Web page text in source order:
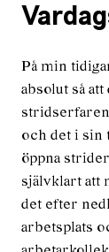
På min
absolut så
och det i sin
öppna
självklart att
det efter
arbetsplats